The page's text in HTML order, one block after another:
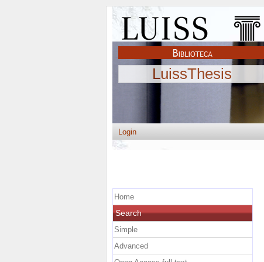
LuissThesis
Login
Home
Search
Simple
Advanced